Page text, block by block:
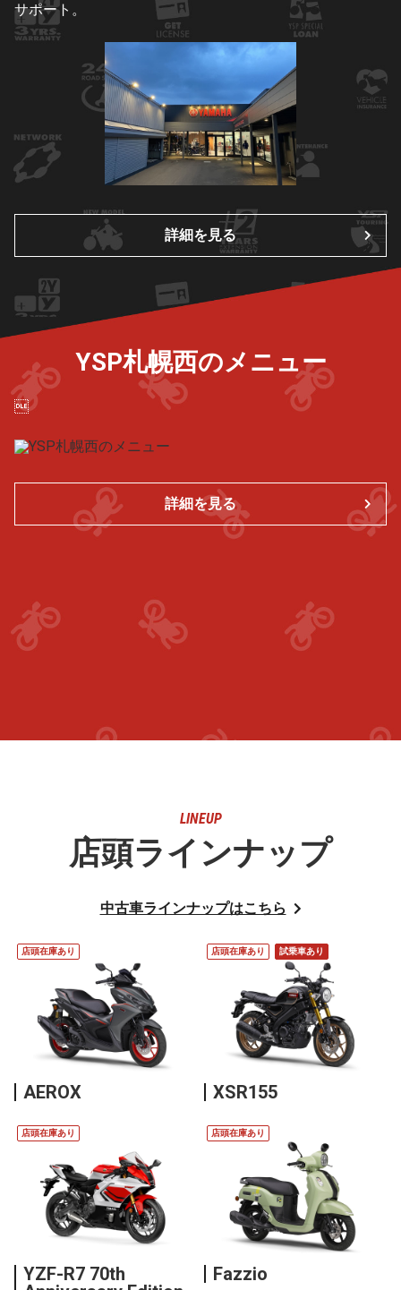
サポート。
詳細を見る
YSP札幌西のメニュー

詳細を見る
LINEUP
店頭ラインナップ
中古車ラインナップはこちら
店頭在庫あり
AEROX
店頭在庫あり 試乗車あり
XSR155
店頭在庫あり
YZF-R7 70th
店頭在庫あり
Fazzio